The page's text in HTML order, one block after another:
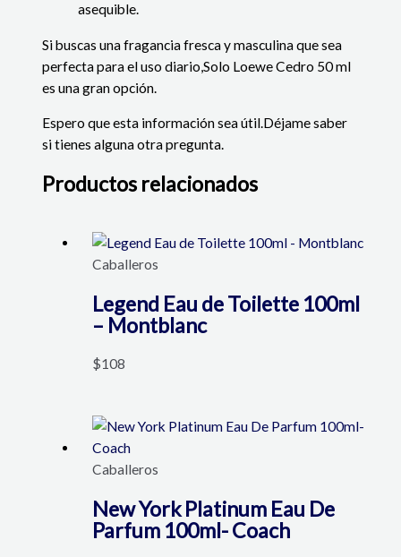
asequible.
Si buscas una fragancia fresca y masculina que sea
perfecta para el uso diario,Solo Loewe Cedro 50 ml
es una gran opción.
Espero que esta información sea útil.Déjame saber
si tienes alguna otra pregunta.
Productos relacionados
Caballeros
Legend Eau de Toilette 100ml
– Montblanc
$108
Caballeros
New York Platinum Eau De
Parfum 100ml- Coach